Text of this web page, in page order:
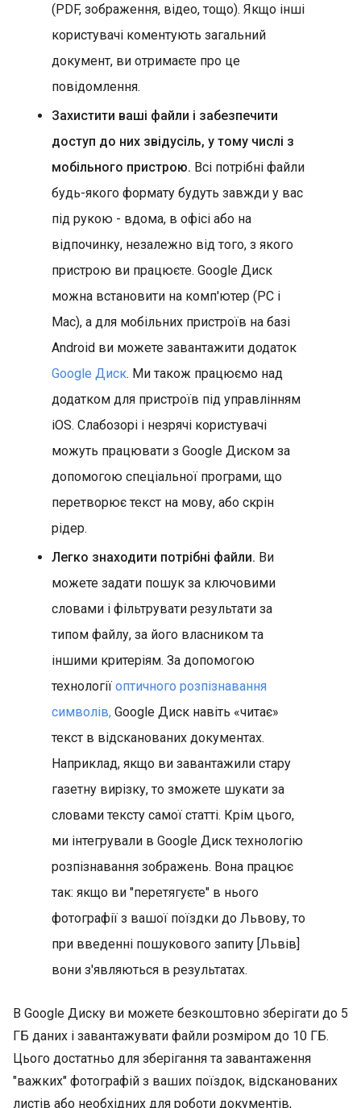
(PDF, зображення, відео, тощо). Якщо інші
користувачі коментують загальний
документ, ви отримаєте про це
повідомлення.
Захистити ваші файли і забезпечити
доступ до них звідусіль, у тому числі з
мобільного пристрою. Всі потрібні файли
будь-якого формату будуть завжди у вас
під рукою - вдома, в офісі або на
відпочинку, незалежно від того, з якого
пристрою ви працюєте. Google Диск
можна встановити на комп'ютер (PC і
Mac), а для мобільних пристроїв на базі
Android ви можете завантажити додаток
Google Диск. Ми також працюємо над
додатком для пристроїв під управлінням
iOS. Слабозорі і незрячі користувачі
можуть працювати з Google Диском за
допомогою спеціальної програми, що
перетворює текст на мову, або скрін
рідер.
Легко знаходити потрібні файли. Ви
можете задати пошук за ключовими
словами і фільтрувати результати за
типом файлу, за його власником та
іншими критеріям. За допомогою
технології оптичного розпізнавання
символів, Google Диск навіть «читає»
текст в відсканованих документах.
Наприклад, якщо ви завантажили стару
газетну вирізку, то зможете шукати за
словами тексту самої статті. Крім цього,
ми інтегрували в Google Диск технологію
розпізнавання зображень. Вона працює
так: якщо ви "перетягуєте" в нього
фотографії з вашої поїздки до Львову, то
при введенні пошукового запиту [Львів]
вони з'являються в результатах.
В Google Диску ви можете безкоштовно зберігати до 5
ГБ даних і завантажувати файли розміром до 10 ГБ.
Цього достатньо для зберігання та завантаження
"важких" фотографій з ваших поїздок, відсканованих
листів або необхідних для роботи документів,